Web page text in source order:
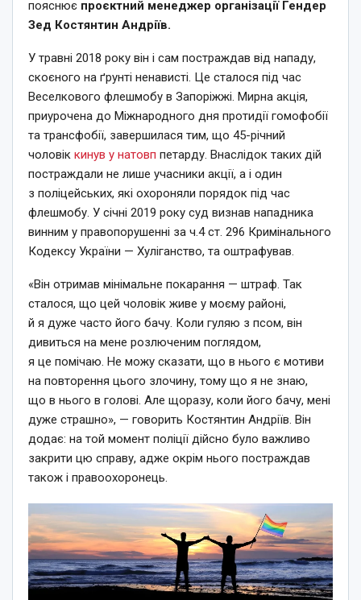
пояснює проєктний менеджер організації Гендер
Зед Костянтин Андріїв.
У травні 2018 року він і сам постраждав від нападу,
скоєного на ґрунті ненависті. Це сталося під час
Веселкового флешмобу в Запоріжжі. Мирна акція,
приурочена до Міжнародного дня протидії гомофобії
та трансфобії, завершилася тим, що 45-річний
чоловік кинув у натовп петарду. Внаслідок таких дій
постраждали не лише учасники акції, а і один
з поліцейських, які охороняли порядок під час
флешмобу. У січні 2019 року суд визнав нападника
винним у правопорушенні за ч.4 ст. 296 Кримінального
Кодексу України — Хуліганство, та оштрафував.
«Він отримав мінімальне покарання — штраф. Так
сталося, що цей чоловік живе у моєму районі,
й я дуже часто його бачу. Коли гуляю з псом, він
дивиться на мене розлюченим поглядом,
я це помічаю. Не можу сказати, що в нього є мотиви
на повторення цього злочину, тому що я не знаю,
що в нього в голові. Але щоразу, коли його бачу, мені
дуже страшно», — говорить Костянтин Андріїв. Він
додає: на той момент поліції дійсно було важливо
закрити цю справу, адже окрім нього постраждав
також і правоохоронець.